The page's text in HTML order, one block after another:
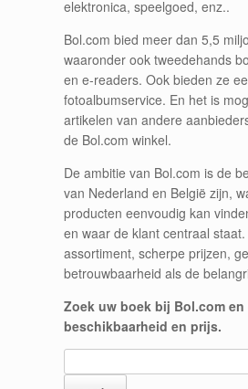
elektronica, speelgoed, enz..
Bol.com bied meer dan 5,5
waaronder ook tweedehands
en e-readers. Ook bieden ze
fotoalbumservice. En het is
artikelen van andere
de Bol.com winkel.
De ambitie van Bol.com is de
van Nederland en België zijn,
producten eenvoudig kan
en waar de klant centraal
assortiment, scherpe prijzen,
betrouwbaarheid als de
Zoek uw boek bij Bol.com
beschikbaarheid en prijs.